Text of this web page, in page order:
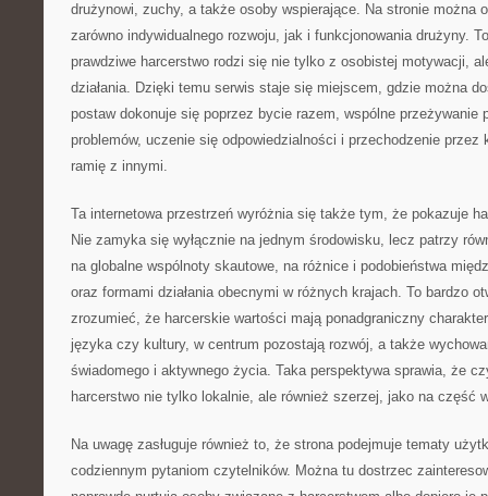
drużynowi, zuchy, a także osoby wspierające. Na stronie można
zarówno indywidualnego rozwoju, jak i funkcjonowania drużyny.
prawdziwe harcerstwo rodzi się nie tylko z osobistej motywacji,
działania. Dzięki temu serwis staje się miejscem, gdzie można
postaw dokonuje się poprzez bycie razem, wspólne przeżywanie
problemów, uczenie się odpowiedzialności i przechodzenie przez
ramię z innymi.
Ta internetowa przestrzeń wyróżnia się także tym, że pokazuje
Nie zamyka się wyłącznie na jednym środowisku, lecz patrzy
na globalne wspólnoty skautowe, na różnice i podobieństwa
oraz formami działania obecnymi w różnych krajach. To bardzo
zrozumieć, że harcerskie wartości mają ponadgraniczny
języka czy kultury, w centrum pozostają rozwój, a także
świadomego i aktywnego życia. Taka perspektywa sprawia, że
harcerstwo nie tylko lokalnie, ale również szerzej, jako na część
Na uwagę zasługuje również to, że strona podejmuje tematy
codziennym pytaniom czytelników. Można tu dostrzec